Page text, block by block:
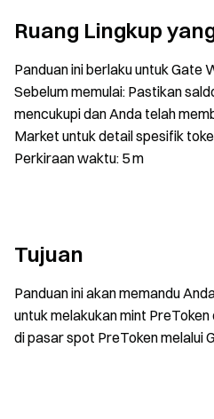
Ruang Lingkup
Panduan ini berlaku untuk Gate
Sebelum memulai: Pastikan
mencukupi dan Anda telah
Market untuk detail spesifik
Perkiraan waktu: 5 m
Tujuan
Panduan ini akan memandu
untuk melakukan mint
di pasar spot PreToken melalui